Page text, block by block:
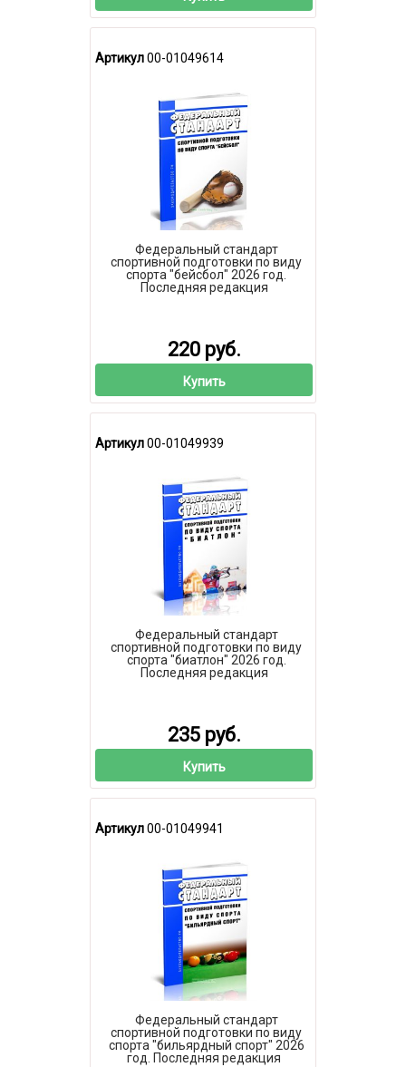
Артикул00-01049614
Федеральный стандарт
спортивной подготовки по виду
спорта "бейсбол" 2026 год.
Последняя редакция
220 руб.
Купить
Артикул00-01049939
Федеральный стандарт
спортивной подготовки по виду
спорта "биатлон" 2026 год.
Последняя редакция
235 руб.
Купить
Артикул00-01049941
Федеральный стандарт
спортивной подготовки по виду
спорта "бильярдный спорт" 2026
год. Последняя редакция